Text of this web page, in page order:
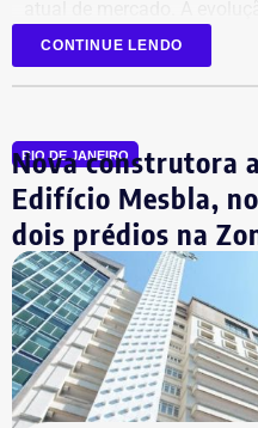
Na ocasião, seis pessoas
presidente do instituto,
Marcelo Lopes da Silva
suas funções após a
Desde então, a presidência
exercida pelo secretário
realização de uma
contratos da autarquia. O
conclusão dos trabalhos é
Segundo a atual gestão,
não representa indício de
Declaração de Lauro Boto em
CONTINUE LENDO
RIO DE JANEIRO
Nova construtora
Edifício Mesbla,
dois prédios na